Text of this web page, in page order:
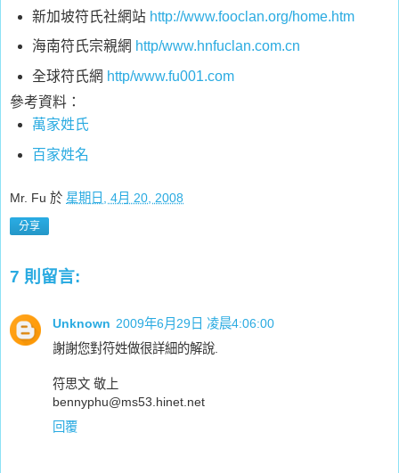
新加坡符氏社網站 http://www.fooclan.org/home.htm
海南符氏宗親網 http/www.hnfuclan.com.cn
全球符氏網 http/www.fu001.com
參考資料：
萬家姓氏
百家姓名
Mr. Fu 於 星期日, 4月 20, 2008
分享
7 則留言:
Unknown 2009年6月29日 凌晨4:06:00
謝謝您對符姓做很詳細的解說.
符思文 敬上
bennyphu@ms53.hinet.net
回覆